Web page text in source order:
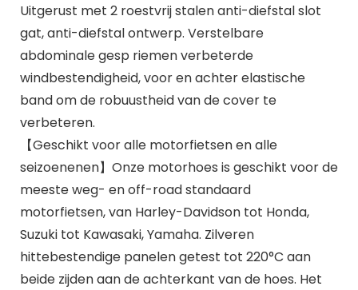
Uitgerust met 2 roestvrij stalen anti-diefstal slot
gat, anti-diefstal ontwerp. Verstelbare
abdominale gesp riemen verbeterde
windbestendigheid, voor en achter elastische
band om de robuustheid van de cover te
verbeteren.
【Geschikt voor alle motorfietsen en alle
seizoenenen】Onze motorhoes is geschikt voor de
meeste weg- en off-road standaard
motorfietsen, van Harley-Davidson tot Honda,
Suzuki tot Kawasaki, Yamaha. Zilveren
hittebestendige panelen getest tot 220°C aan
beide zijden aan de achterkant van de hoes. Het